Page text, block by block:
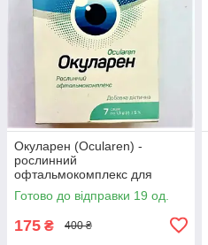
Окуларен (Ocularen) -
рослинний
офтальмокомплекс для
покращення зору, 7 саше
Готово до відправки 19 од.
175 ₴ 400 ₴